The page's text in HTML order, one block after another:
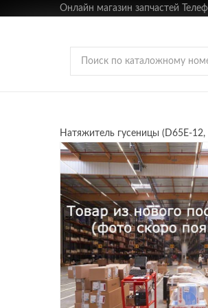
Онлайн магазин запчастей
Натяжитель гусеницы (D65E-12,